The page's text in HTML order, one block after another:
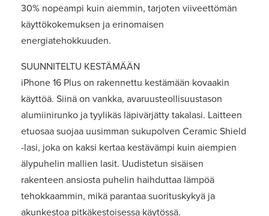
30% nopeampi kuin aiemmin, tarjoten viiveettömän
käyttökokemuksen ja erinomaisen
energiatehokkuuden.
SUUNNITELTU KESTÄMÄÄN
iPhone 16 Plus on rakennettu kestämään kovaakin
käyttöä. Siinä on vankka, avaruusteollisuustason
alumiinirunko ja tyylikäs läpivärjätty takalasi. Laitteen
etuosaa suojaa uusimman sukupolven Ceramic Shield
-lasi, joka on kaksi kertaa kestävämpi kuin aiempien
älypuhelin mallien lasit. Uudistetun sisäisen
rakenteen ansiosta puhelin haihduttaa lämpöä
tehokkaammin, mikä parantaa suorituskykyä ja
akunkestoa pitkäkestoisessa käytössä.